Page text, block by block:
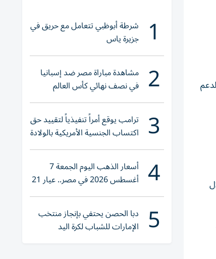
آلاف طلعة جوية لدعم
80 هدفاً خلال
1 شرطة أبوظبي تتعامل مع حريق في
جزيرة ياس
2 مشاهدة مباراة مصر ضد إسبانيا
في نصف نهائي كأس العالم
لناشئات اليد 2026
3 ترامب يوقع أمراً تنفيذياً لتقييد حق
اكتساب الجنسية الأمريكية بالولادة
4 أسعار الذهب اليوم الجمعة 7
أغسطس 2026 في مصر.. عيار 21
يقترب من هذا الرقم
5 دبا الحصن يحتفي بإنجاز منتخب
الإمارات للشباب لكرة اليد